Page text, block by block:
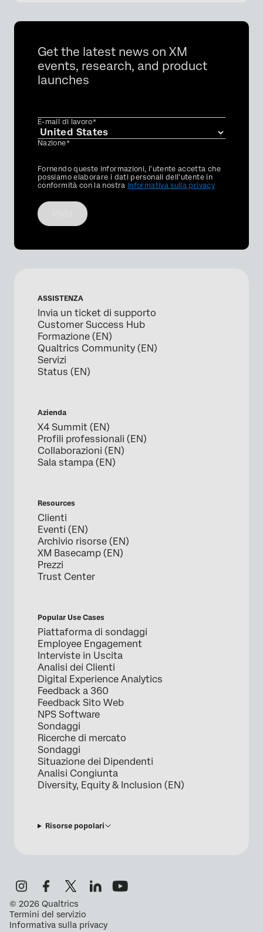
Get the latest news on XM
events, research, and product
launches
E-mail di lavoro*
Nazione*
Privacy
Optin
Fornendo queste informazioni, l'utente accetta che
possiamo elaborare i dati personali dell'utente in
conformità con la nostra Informativa sulla privacy
ASSISTENZA
Invia un ticket di supporto
Customer Success Hub
Formazione (EN)
Qualtrics Community (EN)
Servizi
Status (EN)
Azienda
X4 Summit (EN)
Profili professionali (EN)
Collaborazioni (EN)
Sala stampa (EN)
Resources
Clienti
Eventi (EN)
Archivio risorse (EN)
XM Basecamp (EN)
Prezzi
Trust Center
Popular Use Cases
Piattaforma di sondaggi
Employee Engagement
Interviste in Uscita
Analisi dei Clienti
Digital Experience Analytics
Feedback a 360
Feedback Sito Web
NPS Software
Sondaggi
Ricerche di mercato
Sondaggi
Situazione dei Dipendenti
Analisi Congiunta
Diversity, Equity & Inclusion (EN)
Risorse popolari
© 2026 Qualtrics
Termini del servizio
Informativa sulla privacy